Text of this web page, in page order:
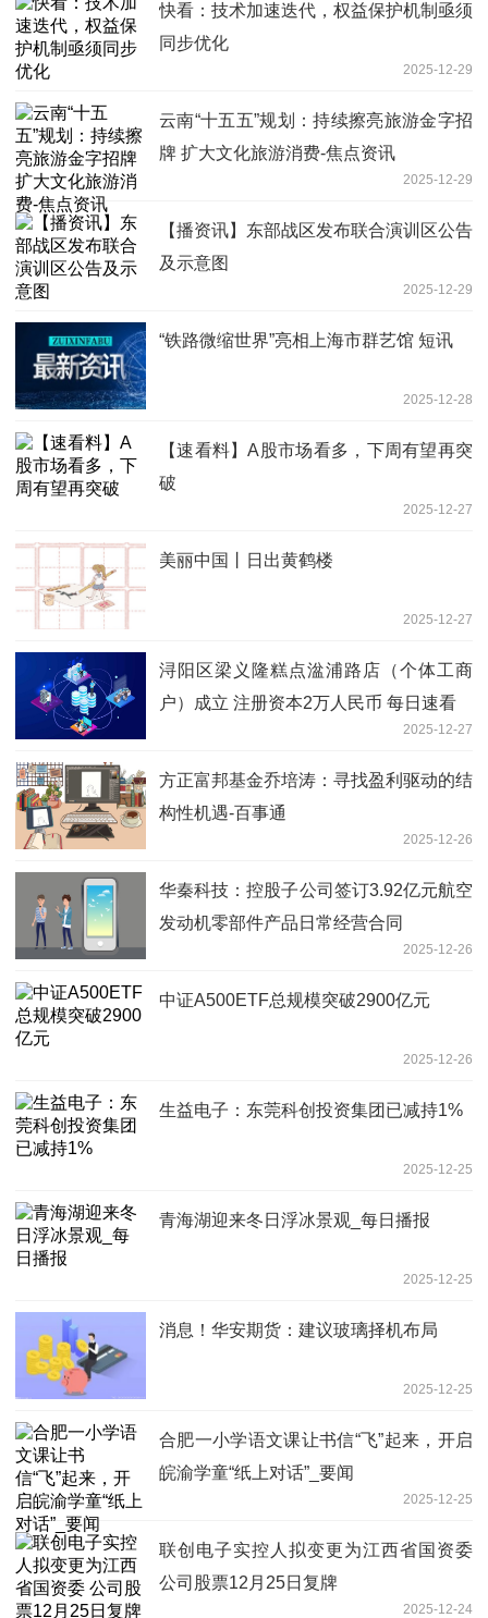
快看：技术加速迭代，权益保护机制亟须
同步优化
2025-12-29
云南“十五五”规划：持续擦亮旅游金字招
牌 扩大文化旅游消费-焦点资讯
2025-12-29
【播资讯】东部战区发布联合演训区公告
及示意图
2025-12-29
“铁路微缩世界”亮相上海市群艺馆 短讯
2025-12-28
【速看料】A股市场看多，下周有望再突
破
2025-12-27
美丽中国丨日出黄鹤楼
2025-12-27
浔阳区梁义隆糕点湓浦路店（个体工商
户）成立 注册资本2万人民币 每日速看
2025-12-27
方正富邦基金乔培涛：寻找盈利驱动的结
构性机遇-百事通
2025-12-26
华秦科技：控股子公司签订3.92亿元航空
发动机零部件产品日常经营合同
2025-12-26
中证A500ETF总规模突破2900亿元
2025-12-26
生益电子：东莞科创投资集团已减持1%
2025-12-25
青海湖迎来冬日浮冰景观_每日播报
2025-12-25
消息！华安期货：建议玻璃择机布局
2025-12-25
合肥一小学语文课让书信“飞”起来，开启
皖渝学童“纸上对话”_要闻
2025-12-25
联创电子实控人拟变更为江西省国资委
公司股票12月25日复牌
2025-12-24